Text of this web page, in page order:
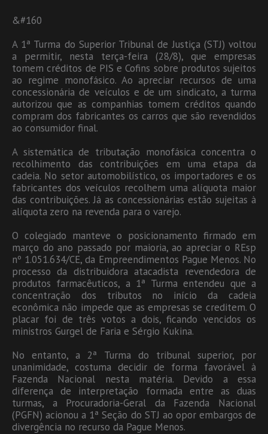
&#160
A 1ª Turma do Superior Tribunal de Justiça (STJ) voltou
a permitir, nesta terça-feira (28/8), que empresas
tomem créditos de PIS e Cofins sobre produtos sujeitos
ao regime monofásico. Ao apreciar recursos de uma
concessionária de veículos e de um sindicato, a turma
autorizou que as companhias tomem créditos quando
compram dos fabricantes os carros que são revendidos
ao consumidor final.
A sistemática de tributação monofásica concentra o
recolhimento das contribuições em uma etapa da
cadeia. No setor automobilístico, os importadores e os
fabricantes dos veículos recolhem uma alíquota maior
das contribuições. Já as concessionárias estão sujeitas à
alíquota zero na revenda para o varejo.
O colegiado manteve o posicionamento firmado em
março do ano passado por maioria, ao apreciar o REsp
nº 1.051.634/CE, da Empreendimentos Pague Menos. No
processo da distribuidora atacadista revendedora de
produtos farmacêuticos, a 1ª Turma entendeu que a
concentração dos tributos no início da cadeia
econômica não impede que as empresas se creditem. O
placar foi de três votos a dois, ficando vencidos os
ministros Gurgel de Faria e Sérgio Kukina.
No entanto, a 2ª Turma do tribunal superior, por
unanimidade, costuma decidir de forma favorável à
Fazenda Nacional nesta matéria. Devido a essa
diferença de interpretação formada entre as duas
turmas, a Procuradoria-Geral da Fazenda Nacional
(PGFN) acionou a 1ª Seção do STJ ao opor embargos de
divergência no recurso da Pague Menos.